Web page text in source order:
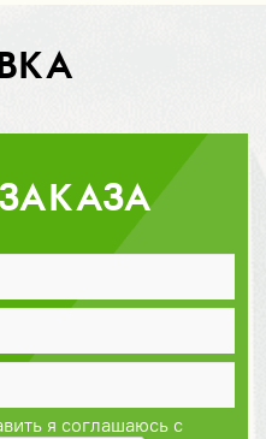
я соглашаюсь с